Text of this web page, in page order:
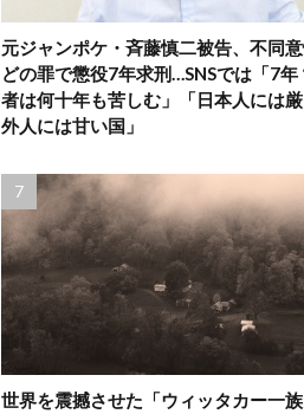
元ジャンポケ・斉藤慎二被告、不同
どの罪で懲役7年求刑…SNSでは「7年
者は何十年も苦しむ」「日本人には
外人には甘い国」
世界を震撼させた「ウィッタカー一